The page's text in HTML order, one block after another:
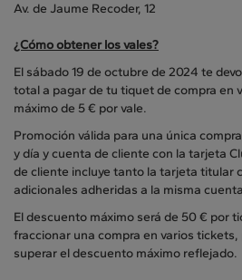
Av. de Jaume Recoder, 12
¿Cómo obtener los vales?
El sábado 19 de octubre de 2024 te
total a pagar de tu tiquet de compra en
máximo de 5 € por vale.
Promoción válida para una única
y día y cuenta de cliente con la tarjeta
de cliente incluye tanto la tarjeta titular
adicionales adheridas a la misma
El descuento máximo será de 50 € por
fraccionar una compra en varios
superar el descuento máximo reflejado.